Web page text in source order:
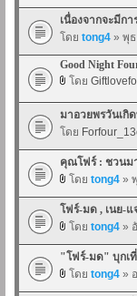
เนื่องจากจะมีก
โดย tong4 » พุ
Good Night
โดย
มาอวยพรวันเกิ
โดย
คุณโฟร์ : ชวนม
โดย tong4 »
โฟร์-มด , เนย-แ
โดย tong4 »
"โฟร์-มด" บุกเ
โดย tong4 »